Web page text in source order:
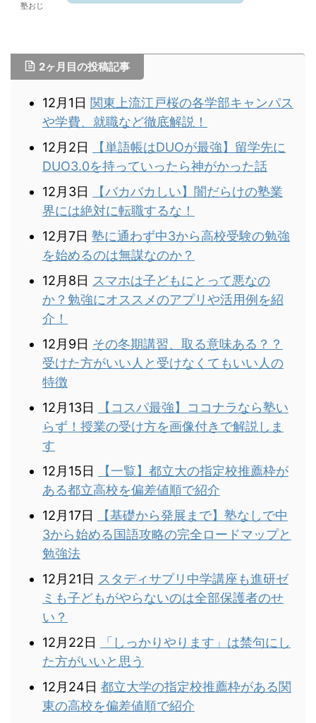
塾おじ
2ヶ月目の投稿記事
12月1日 関東上流江戸桜の各学部キャンパス
や学費、就職など徹底解説！
12月2日
【単語帳はDUOが最強】留学先に
DUO3.0を持っていったら神がかった話
12月3日
【バカバカしい】闇だらけの塾業
界には絶対に転職するな！
12月7日 塾に通わず中3から高校受験の勉強
を始めるのは無謀なのか？
12月8日 スマホは子どもにとって悪なの
か？勉強にオススメのアプリや活用例を紹
介！
12月9日 その冬期講習、取る意味ある？？
受けた方がいい人と受けなくてもいい人の
特徴
12月13日
【コスパ最強】ココナラなら塾い
らず！授業の受け方を画像付きで解説しま
す
12月15日
【一覧】都立大の指定校推薦枠が
ある都立高校を偏差値順で紹介
12月17日
【基礎から発展まで】塾なしで中
3から始める国語攻略の完全ロードマップと
勉強法
12月21日 スタディサプリ中学講座も進研ゼ
ミも子どもがやらないのは全部保護者のせ
い？
12月22日
「しっかりやります」は禁句にし
た方がいいと思う
12月24日 都立大学の指定校推薦枠がある関
東の高校を偏差値順で紹介